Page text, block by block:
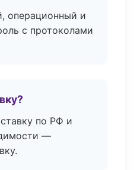
операционный и
с протоколами
по РФ и
—